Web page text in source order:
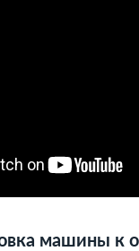
машины к